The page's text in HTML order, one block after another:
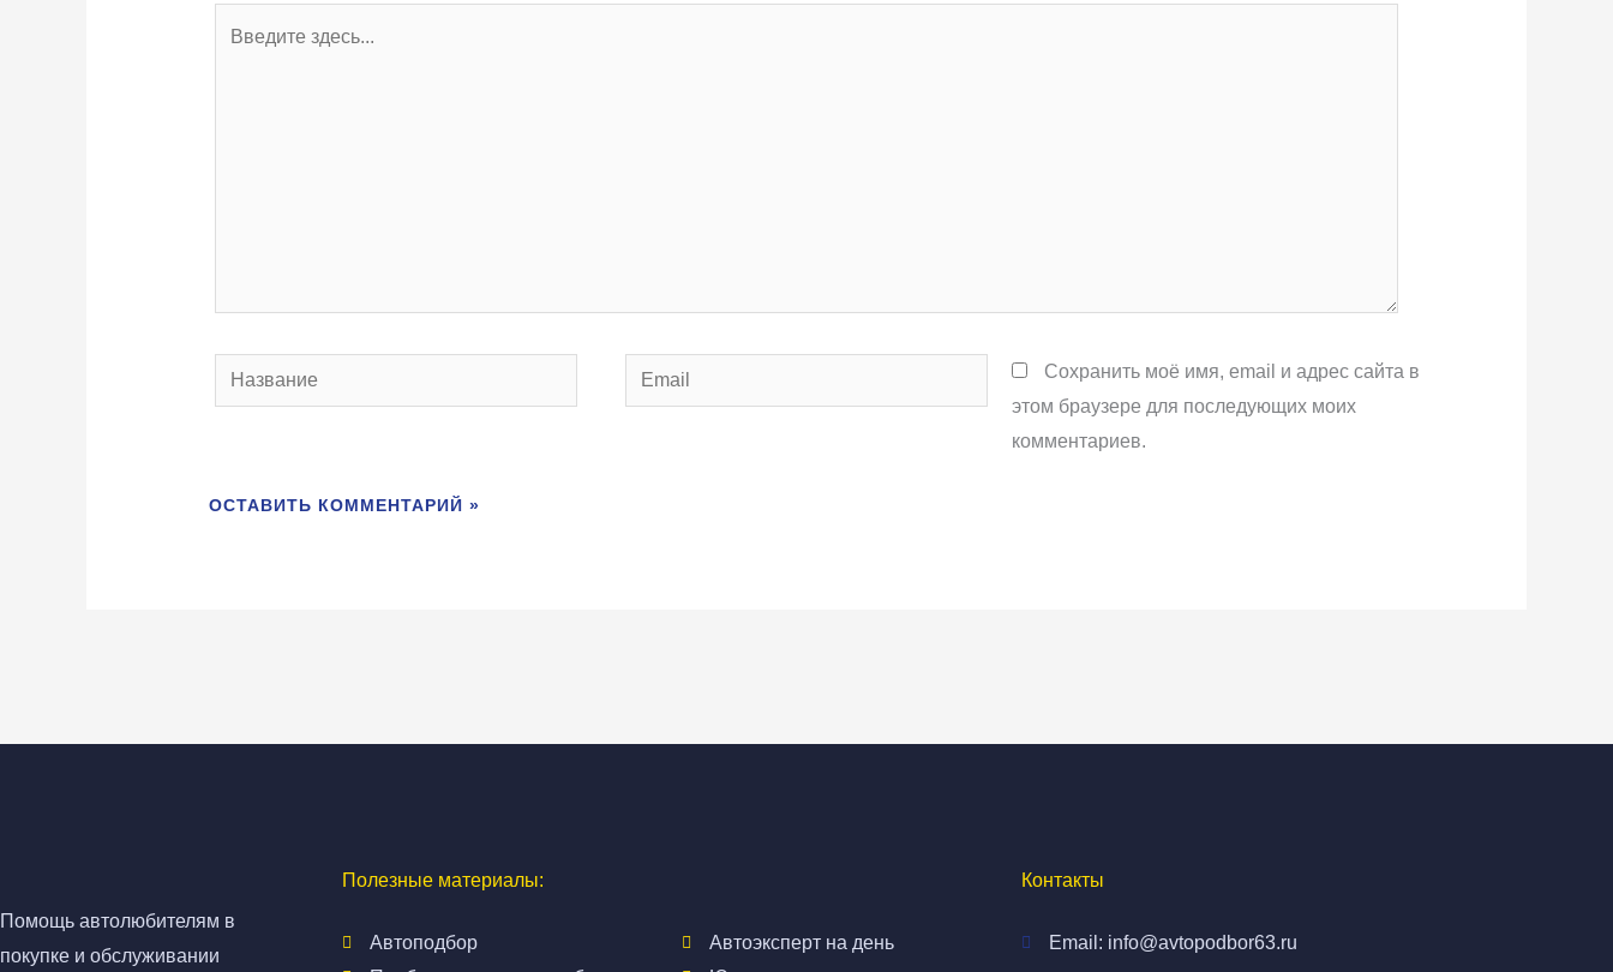
Название Email
Сохранить моё имя, email и адрес сайта в
этом браузере для последующих моих
комментариев.
Помощь автолюбителям в
покупке и обслуживании
Полезные материалы:
Автоподбор
Автоэксперт на день
Контакты
Email: info@avtopodbor63.ru